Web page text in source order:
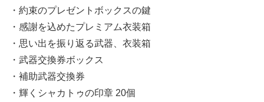
・約束のプレゼントボックスの鍵
・感謝を込めたプレミアム衣装箱
・思い出を振り返る武器、衣装箱
・武器交換券ボックス
・補助武器交換券
・輝くシャカトゥの印章 20個